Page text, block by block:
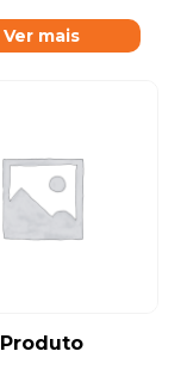
Ver mais
Produto